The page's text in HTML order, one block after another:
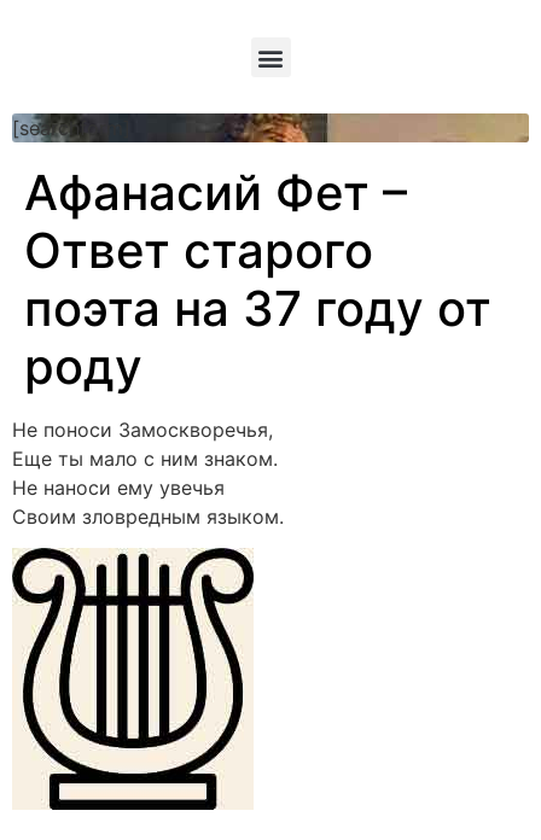
[searchform]
Афанасий Фет –
Ответ старого
поэта на 37 году от
роду
Не поноси Замоскворечья,
Еще ты мало с ним знаком.
Не наноси ему увечья
Своим зловредным языком.